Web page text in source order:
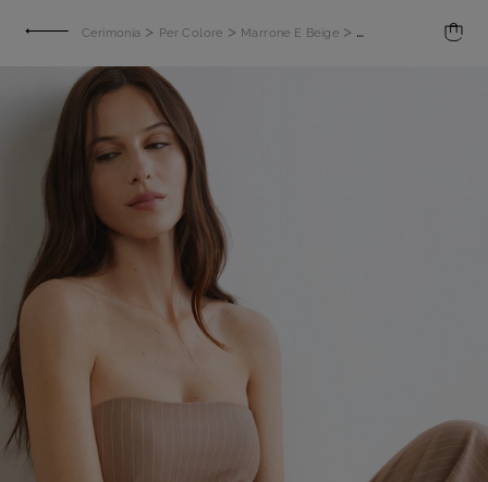
Cerimonia > Per Colore > Marrone E Beige > Tuta Tilia